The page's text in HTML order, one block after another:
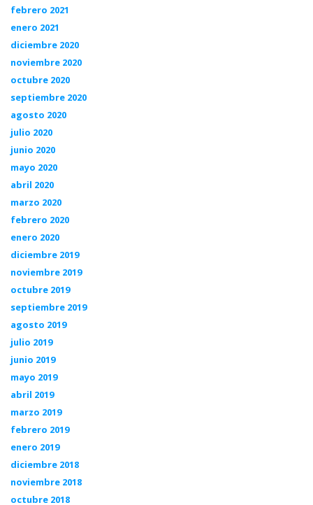
febrero 2021
enero 2021
diciembre 2020
noviembre 2020
octubre 2020
septiembre 2020
agosto 2020
julio 2020
junio 2020
mayo 2020
abril 2020
marzo 2020
febrero 2020
enero 2020
diciembre 2019
noviembre 2019
octubre 2019
septiembre 2019
agosto 2019
julio 2019
junio 2019
mayo 2019
abril 2019
marzo 2019
febrero 2019
enero 2019
diciembre 2018
noviembre 2018
octubre 2018